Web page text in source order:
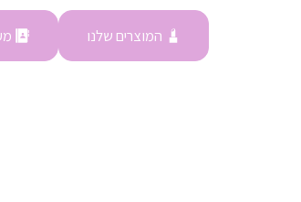
המוצרים שלנו